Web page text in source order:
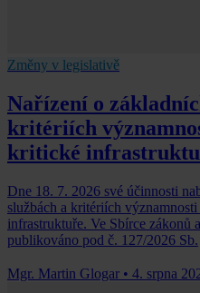
Změny v legislativě
Nařízení o
kritériích
kritické
Dne 18. 7. 2026 své účinnosti
službách a kritériích
infrastruktuře. Ve Sbírce zákonů
publikováno pod č. 127/2026 Sb.
Mgr. Martin Glogar • 4. srpna